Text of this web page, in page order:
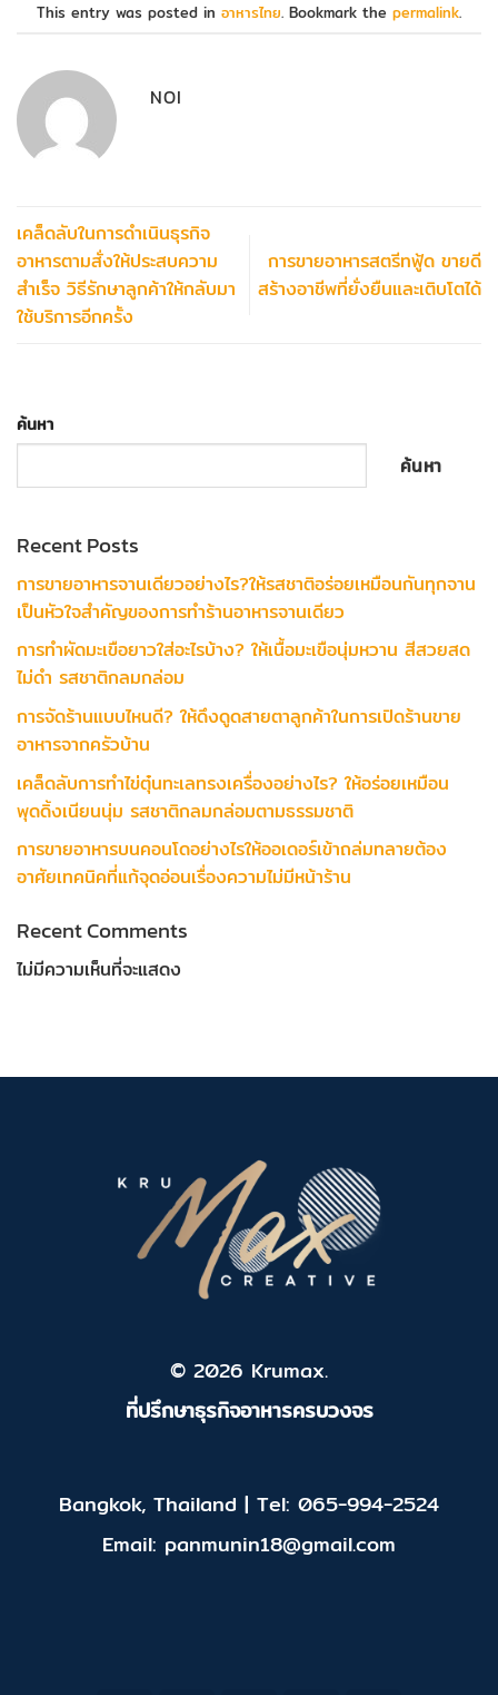
This entry was posted in อาหารไทย. Bookmark the permalink.
NOI
เคล็ดลับในการดำเนินธุรกิจ
อาหารตามสั่งให้ประสบความ
สำเร็จ วิธีรักษาลูกค้าให้กลับมา
ใช้บริการอีกครั้ง
การขายอาหารสตรีทฟู้ด ขายดี
สร้างอาชีพที่ยั่งยืนและเติบโตได้
ค้นหา
ค้นหา
Recent Posts
การขายอาหารจานเดียวอย่างไร?ให้รสชาติอร่อยเหมือนกันทุกจาน
เป็นหัวใจสำคัญของการทำร้านอาหารจานเดียว
การทำผัดมะเขือยาวใส่อะไรบ้าง? ให้เนื้อมะเขือนุ่มหวาน สีสวยสด
ไม่ดำ รสชาติกลมกล่อม
การจัดร้านแบบไหนดี? ให้ดึงดูดสายตาลูกค้าในการเปิดร้านขาย
อาหารจากครัวบ้าน
เคล็ดลับการทำไข่ตุ๋นทะเลทรงเครื่องอย่างไร? ให้อร่อยเหมือน
พุดดิ้งเนียนนุ่ม รสชาติกลมกล่อมตามธรรมชาติ
การขายอาหารบนคอนโดอย่างไรให้ออเดอร์เข้าถล่มทลายต้อง
อาศัยเทคนิคที่แก้จุดอ่อนเรื่องความไม่มีหน้าร้าน
Recent Comments
ไม่มีความเห็นที่จะแสดง
© 2026 Krumax.
ที่ปรึกษาธุรกิจอาหารครบวงจร
Bangkok, Thailand | Tel: 065-994-2524
Email: panmunin18@gmail.com